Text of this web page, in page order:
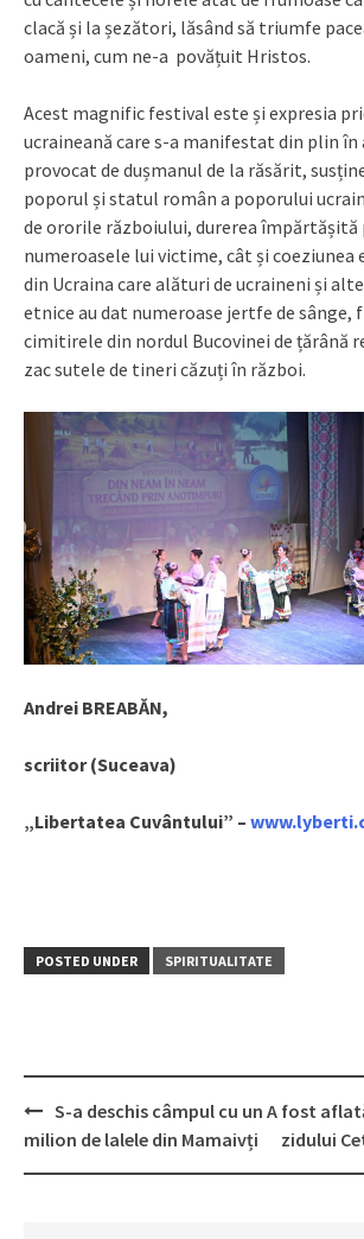
clacă și la șezători, lăsând să triumfe
oameni, cum ne-a povățuit Hristos.
Acest magnific festival este și expresia
ucraineană care s-a manifestat din plin în
provocat de dușmanul de la răsărit,
poporul și statul român a poporului
de ororile războiului, durerea împărtășită
numeroasele lui victime, cât și
din Ucraina care alături de ucraineni și
etnice au dat numeroase jertfe de sânge,
cimitirele din nordul Bucovinei de țărână
zac sutele de tineri căzuți în război.
Andrei BREABĂN,
scriitor (Suceava)
„Libertatea Cuvântului” –
POSTED UNDER SPIRITUALITATE
Post
navigation
S-a deschis câmpul cu un
milion de lalele din Mamaivți
A fost
zidului